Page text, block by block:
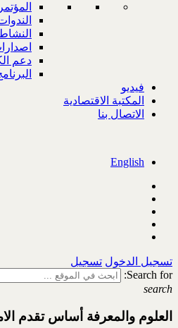
دعم
فيديو
المكتبة الاقتصادية
الاتصال بنا
English
تسجيل الدخول تسجيل
Search for:
search
العلوم والمعرفة أساس تقدم